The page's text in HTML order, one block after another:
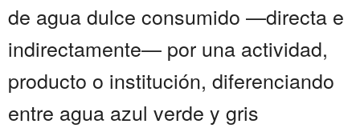
de agua dulce consumido —directa e
indirectamente— por una actividad,
producto o institución, diferenciando
entre agua azul verde y gris